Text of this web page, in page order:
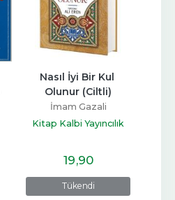
Tükendi
Nasıl İyi Bir Kul
Olunur (Ciltli)
İmam Gazali
Kitap Kalbi Yayıncılık
19,90